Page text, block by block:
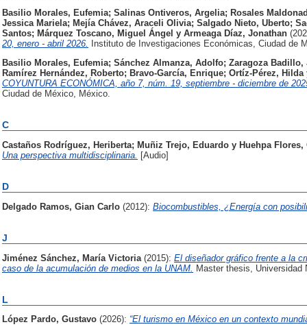
Basilio Morales, Eufemia; Salinas Ontiveros, Argelia; Rosales
Jessica Mariela; Mejía Chávez, Araceli Olivia; Salgado Nieto, Uberto;
Santos; Márquez Toscano, Miguel Ángel y Armeaga Díaz, Jonathan
20, enero - abril 2026.
Instituto de Investigaciones Económicas, Ciudad de
Basilio Morales, Eufemia; Sánchez Almanza, Adolfo; Zaragoza Badillo,
Ramírez Hernández, Roberto; Bravo-García, Enrique; Ortíz-Pérez, Hilda
COYUNTURA ECONÓMICA, año 7, núm. 19, septiembre - diciembre de
Ciudad de México, México.
C
Castaños Rodríguez, Heriberta; Muñiz Trejo, Eduardo y Huehpa Flores,
Una perspectiva multidisciplinaria.
[Audio]
D
Delgado Ramos, Gian Carlo (2012): Biocombustibles, ¿Energía con
J
Jiménez Sánchez, María Victoria (2015): El diseñador gráfico frente a la
caso de la acumulación de medios en la UNAM. Master thesis, Universidad
L
López Pardo, Gustavo (2026): “El turismo en México en un contexto